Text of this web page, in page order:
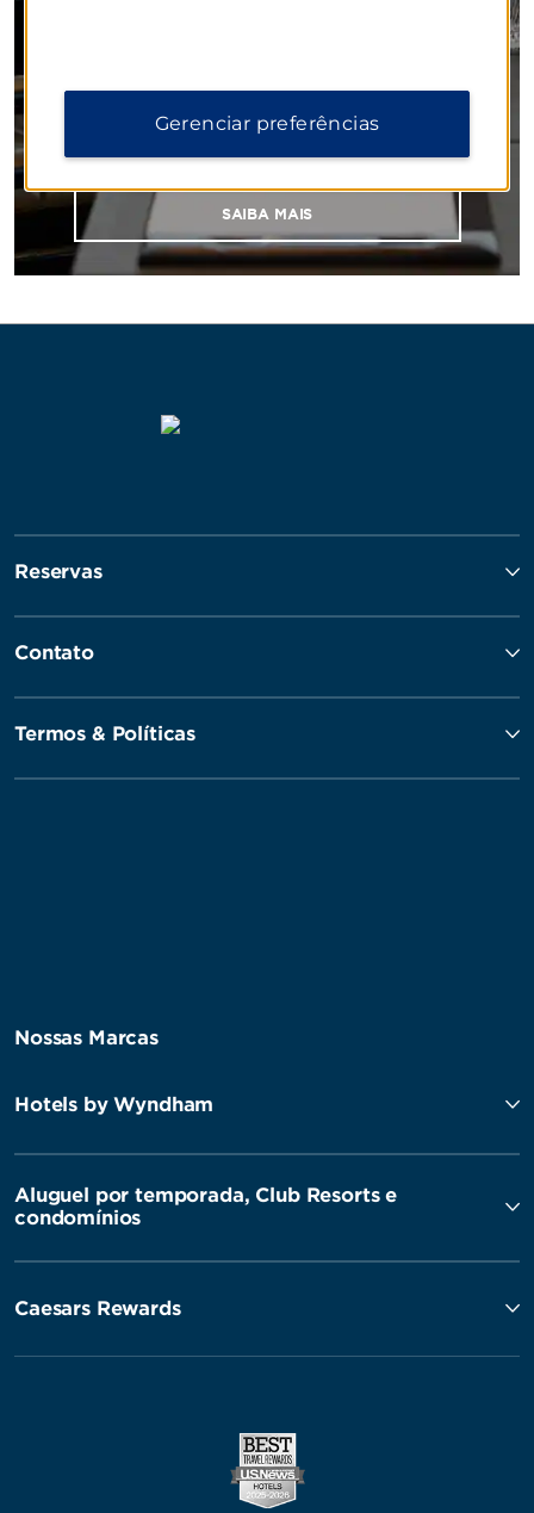
deliciosas refeições à tecnologia de última geração,
garantindo que seu evento seja um sucesso
absoluto.
SAIBA MAIS
Reservas
Contato
Termos & Políticas
Nossas Marcas
Hotels by Wyndham
Aluguel por temporada, Club Resorts e
condomínios
Caesars Rewards
Gerenciar preferências